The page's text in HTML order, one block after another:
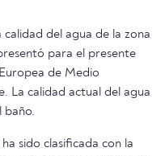
calidad del agua de la zona
para el presente
de Medio
La calidad actual del agua
baño.
sido clasificada con la